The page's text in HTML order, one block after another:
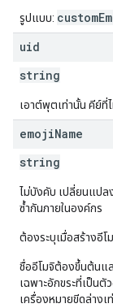
รูปแบบ:
uid
string
เอาต์พุตเท่านั้น คีย์ที่
emojiName
string
ไม่บังคับ เปลี่ยนแปล
ซ้ำกันภายในองค์กร
ต้องระบุเมื่อสร้างอีโ
ชื่ออีโมจิต้องขึ้นต้นแ
เฉพาะอักขระที่เป็นตั
เครื่องหมายขีดล่างเ